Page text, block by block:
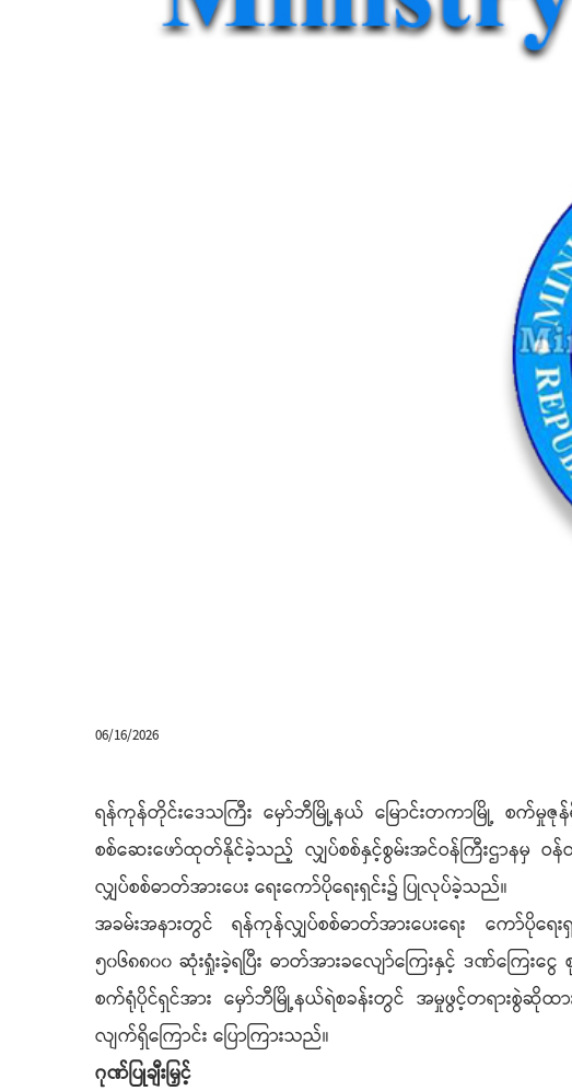
06/16/2026
ရန်ကုန်တိုင်းဒေသကြီး မှော်ဘီမြို့နယ် မြောင်းတကာမြို့ စက်မှုဇုန်
စစ်ဆေးဖော်ထုတ်နိုင်ခဲ့သည့် လျှပ်စစ်နှင့်စွမ်းအင်ဝန်ကြီးဌာနမှ ဝ
လျှပ်စစ်ဓာတ်အားပေး ရေးကော်ပိုရေးရှင်း၌ ပြုလုပ်ခဲ့သည်။
အခမ်းအနားတွင် ရန်ကုန်လျှပ်စစ်ဓာတ်အားပေးရေး ကော်ပိုရေ
၅၀၆၈၈၀၀ ဆုံးရှုံးခဲ့ရပြီး ဓာတ်အားခလျော်ကြေးနှင့် ဒဏ်ကြေး
စက်ရုံပိုင်ရှင်အား မှော်ဘီမြို့နယ်ရဲစခန်းတွင် အမှုဖွင့်တရားစွဲဆို
လျက်ရှိကြောင်း ပြောကြားသည်။
ဂုဏ်ပြုချီးမြှင့်